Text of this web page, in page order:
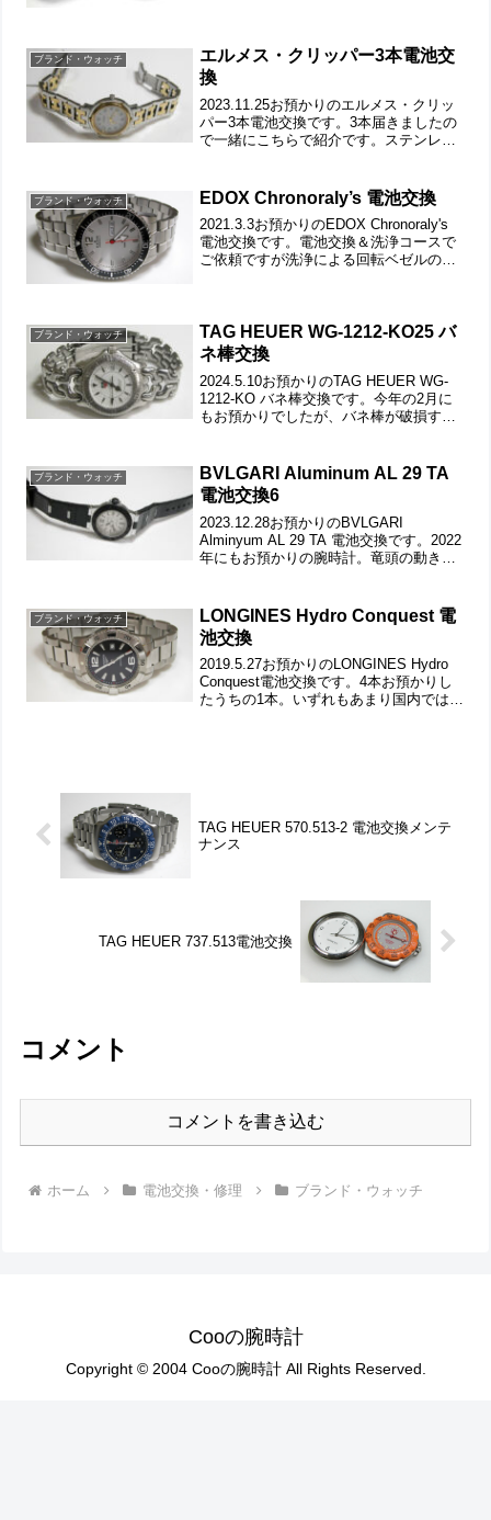
回は大丈夫...
ブランド・ウォッチ
エルメス・クリッパー3本電池交
換
2023.11.25お預かりのエルメス・クリッ
パー3本電池交換です。3本届きましたの
で一緒にこちらで紹介です。ステンレス
メントで。ケースの汚れを拭き取り電池
ブランド・ウォッチ EDOX Chronoraly’s 電池交換
2021.3.3お預かりのEDOX Chronoraly's
電池交換です。電池交換＆洗浄コースで
ご依頼ですが洗浄による回転ベゼルの色
ブランド・ウォッチ
TAG HEUER WG-1212-KO25 バ
ネ棒交換
2024.5.10お預かりのTAG HEUER WG-
1212-KO バネ棒交換です。今年の2月に
もお預かりでしたが、バネ棒が破損する
えず。私も別に購入して在庫し...
ブランド・ウォッチ
BVLGARI Aluminum AL 29 TA
電池交換6
2023.12.28お預かりのBVLGARI
Alminyum AL 29 TA 電池交換です。2022
年にもお預かりの腕時計。竜頭の動きを
ムーブメント拡大。電池蓋を外...
ブランド・ウォッチ
LONGINES Hydro Conquest 電
池交換
2019.5.27お預かりのLONGINES Hydro
Conquest電池交換です。4本お預かりし
たうちの1本。いずれもあまり国内では見
TAG HEUER 570.513-2 電池交換メンテ
ナンス
TAG HEUER 737.513電池交換
コメント
コメントを書き込む
ホーム 電池交換・修理 ブランド・ウォッチ
Cooの腕時計
Copyright © 2004 Cooの腕時計 All Rights Reserved.